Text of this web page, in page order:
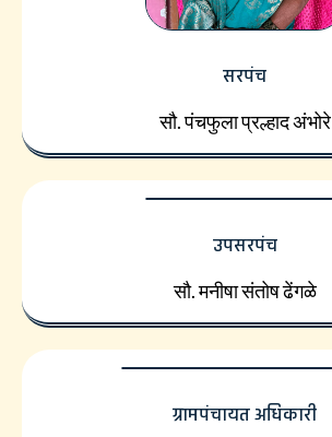
सरपंच
सौ. पंचफुला प्रल्हाद अंभोरे
उपसरपंच
सौ. मनीषा संतोष ढेंगळे
ग्रामपंचायत अधिकारी